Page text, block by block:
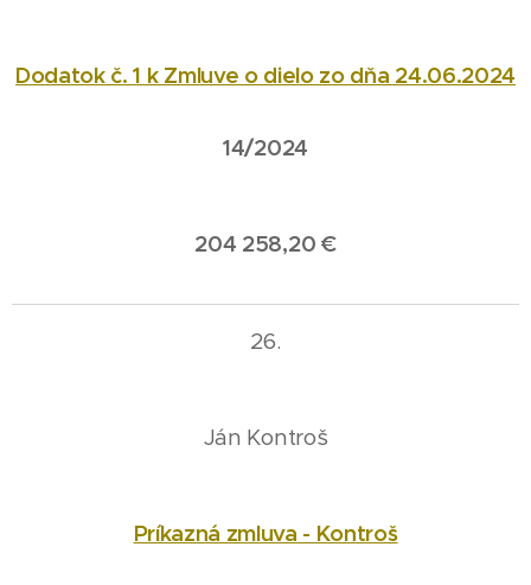
Dodatok č. 1 k Zmluve o dielo zo dňa 24.06.2024
14/2024
204 258,20 €
26.
Ján Kontroš
Príkazná zmluva - Kontroš